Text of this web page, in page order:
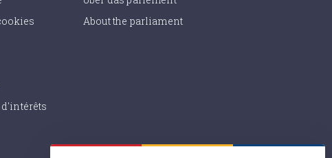
About the parliament